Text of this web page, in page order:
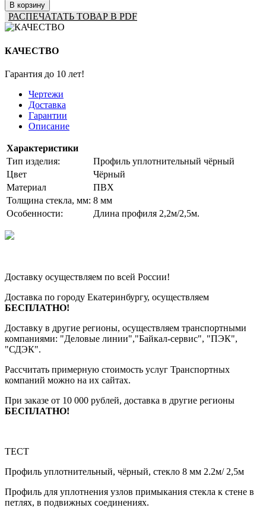
В корзину
РАСПЕЧАТАТЬ ТОВАР В PDF
КАЧЕСТВО
Гарантия до 10 лет!
Чертежи
Доставка
Гарантии
Описание
Характеристики
Тип изделия:
Профиль уплотнительный чёрный
Цвет
Чёрный
Материал
ПВХ
Толщина стекла, мм: 8 мм
Особенности:
Длина профиля 2,2м/2,5м.
Доставку осуществляем по всей России!
Доставка по городу Екатеринбургу, осуществляем
БЕСПЛАТНО!
Доставку в другие регионы, осуществляем транспортными
компаниями: "Деловые линии","Байкал-сервис", "ПЭК",
"СДЭК".
Рассчитать примерную стоимость услуг Транспортных
компаний можно на их сайтах.
При заказе от 10 000 рублей, доставка в другие регионы
БЕСПЛАТНО!
ТЕСТ
Профиль уплотнительный, чёрный, стекло 8 мм 2.2м/ 2,5м
Профиль для уплотнения узлов примыкания стекла к стене в
петлях, в подвижных соединениях.